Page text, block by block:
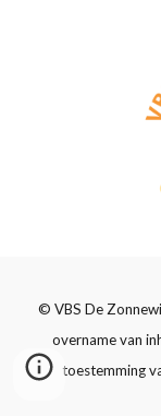
© VBS De
overname van
toestemming